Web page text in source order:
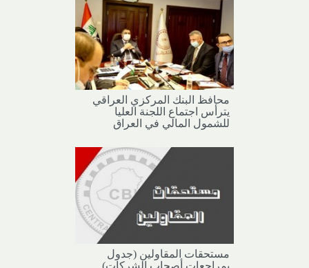
محافظ البنك المركزي العراقي
يترأس اجتماع اللجنة العليا
للشمول المالي في العراق
مستحقات المقاولين (جدول